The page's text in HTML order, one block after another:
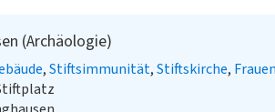
(Archäologie)
Stiftsimmunität Stiftskirche